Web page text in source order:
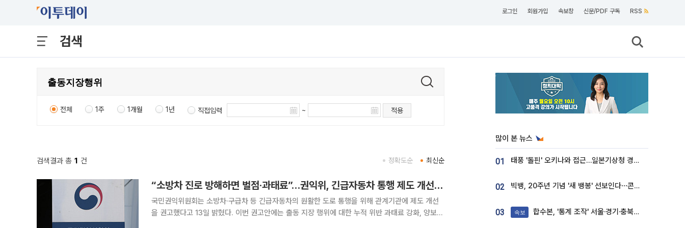
로그인 회원가입 속보창 신문/PDF 구독 RSS
검색
전체 1주 1개월 1년 직접입력 ~ 적용
검색결과 총 1 건 최신순
정확도순
“소방차 진로 방해하면 벌점·과태료”…권익위, 긴급자동차 통행 제도 개선 권고
국민권익위원회는 소방차·구급차 등 긴급자동차의 원활한 도로 통행을 위해 관계기관에 제도 개선
을 권고했다고 13일 밝혔다. 이번 권고안에는 출동 지장 행위에 대한 누적 위반 과태료 강화, 양보
많이 본 뉴스
01 태풍 '돌핀' 오키나와 접근…일본기상청 경로 업데이트
02 빅뱅, 20주년 기념 '새 뱅봉' 선보인다⋯콘서트 앞두고 팝업 개최
03 속보 합수본, '통계 조작' 서울·경기·충북 선관위 등 추가 압수수색